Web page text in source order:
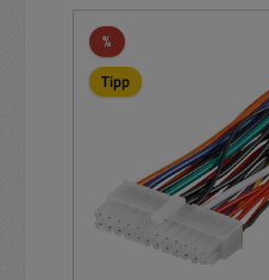
%Rabatt
Tipp